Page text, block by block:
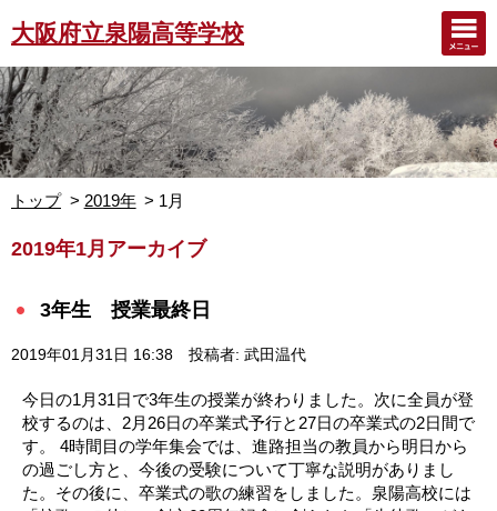
大阪府立泉陽高等学校
トップ 2019年 1月
2019年1月アーカイブ
3年生 授業最終日
2019年01月31日 16:38 投稿者: 武田温代
今日の1月31日で3年生の授業が終わりました。次に全員が登
校するのは、2月26日の卒業式予行と27日の卒業式の2日間で
す。 4時間目の学年集会では、進路担当の教員から明日から
の過ごし方と、今後の受験について丁寧な説明がありまし
た。その後に、卒業式の歌の練習をしました。泉陽高校には